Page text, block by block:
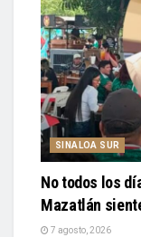
SINALOA SUR
No todos los
Mazatlán
7 agosto, 2026